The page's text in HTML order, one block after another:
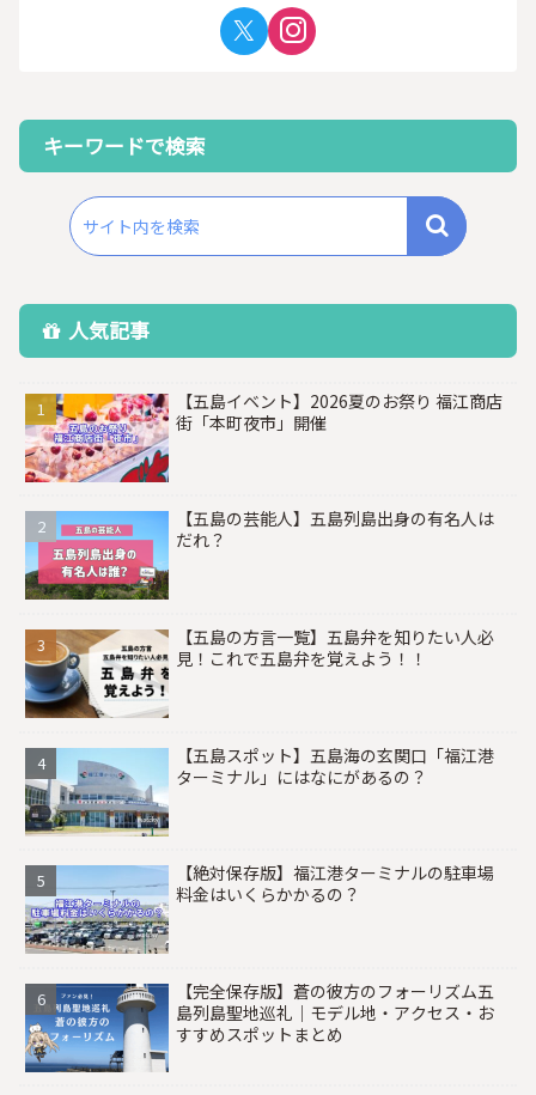
キーワードで検索
人気記事
【五島イベント】2026夏のお祭り 福江商店
街「本町夜市」開催
【五島の芸能人】五島列島出身の有名人は
だれ？
【五島の方言一覧】五島弁を知りたい人必
見！これで五島弁を覚えよう！！
【五島スポット】五島海の玄関口「福江港
ターミナル」にはなにがあるの？
【絶対保存版】福江港ターミナルの駐車場
料金はいくらかかるの？
【完全保存版】蒼の彼方のフォーリズム五
島列島聖地巡礼｜モデル地・アクセス・お
すすめスポットまとめ